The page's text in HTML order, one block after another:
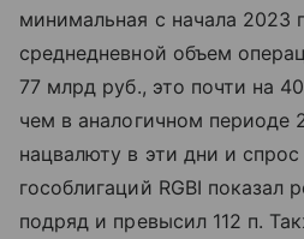
минимальная с начала 2023
среднедневной объем
77 млрд руб., это почти на
чем в аналогичном периоде
нацвалюту в эти дни и
гособлигаций RGBI показал
подряд и превысил 112 п.